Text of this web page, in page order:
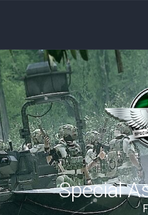
Special